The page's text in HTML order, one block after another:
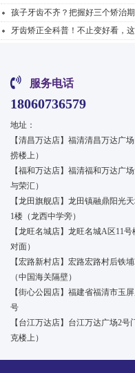
孩子牙齿不齐？把握好三个矫治期
牙
服务电话
18060736579
地址：
【清昌万达店】福清清昌万达广
捞楼上）
【福和万达店】福清福和万达广
与荣汇）
【龙田旗舰店】龙田镇融鼎阳光
1楼（龙西中学旁）
【龙旺名城店】龙旺名城A区11
对面）
【宏路新村店】宏路宏路村后铁
（中国海关隔壁）
【街心公园店】福建省福清市玉
号
【台江万达店】台江万达广场2号
克楼上）